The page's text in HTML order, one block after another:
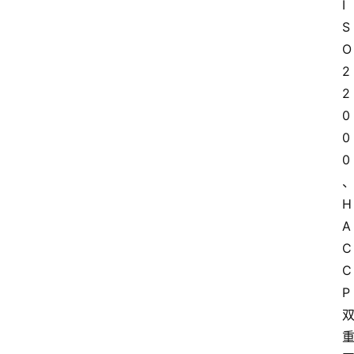
I
S
O
2
2
0
0
0
、
H
A
C
C
P
双
重